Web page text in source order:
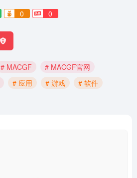
0 0
# MACGF
# MACGF官网
# 应用 # 游戏
# 软件